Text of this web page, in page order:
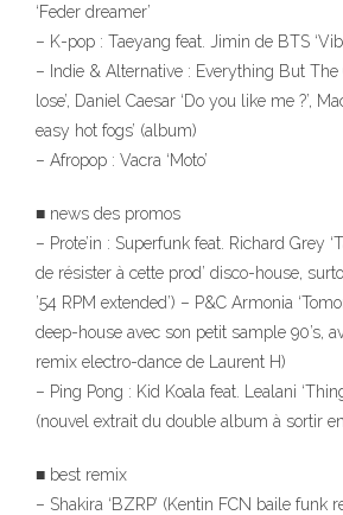
‘Feder dreamer’
– K-pop : Taeyang feat. Jimin de BTS
– Indie & Alternative : Everything But The
lose’, Daniel Caesar ‘Do you like me ?’,
easy hot fogs’ (album)
– Afropop : Vacra ‘Moto’
■ news des promos
– Prote’in : Superfunk feat. Richard Grey
de résister à cette prod’ disco-house,
’54 RPM extended’) – P&C Armonia
deep-house avec son petit sample 90’s,
remix electro-dance de Laurent H)
– Ping Pong : Kid Koala feat. Lealani
(nouvel extrait du double album à sortir
■ best remix
– Shakira ‘BZRP’ (Kentin FCN baile funk